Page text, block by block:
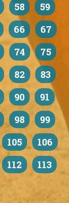
58
59
66
67
74
75
82
83
90
91
98
99
105
106
112 113